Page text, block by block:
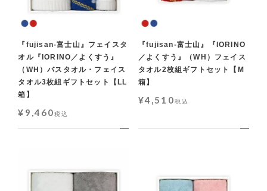
『fujisan-富士山』フェイスタ
オル『IORINO／よくすう』
（WH）バスタオル・フェイス
タオル3枚組ギフトセット【LL
箱】
¥ 9,460税込
『fujisan-富士山』『IORINO
／よくすう』（WH）フェイス
タオル2枚組ギフトセット【M
箱】
¥4,510税込